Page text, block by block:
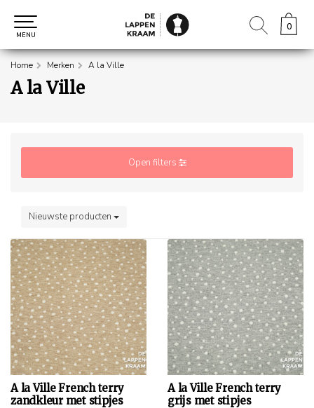
0
0
MENU
Home Merken A la Ville
A la Ville
Open filters
Nieuwste producten
A la Ville French terry
zandkleur met stipjes
A la Ville French terry
grijs met stipjes